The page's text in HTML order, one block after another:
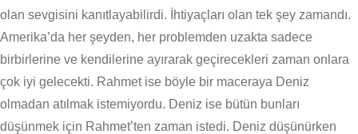
olan sevgisini kanıtlayabilirdi. İhtiyaçları olan tek şey zamandı.
Amerika’da her şeyden, her problemden uzakta sadece
birbirlerine ve kendilerine ayırarak geçirecekleri zaman onlara
çok iyi gelecekti. Rahmet ise böyle bir maceraya Deniz
olmadan atılmak istemiyordu. Deniz ise bütün bunları
düşünmek için Rahmet’ten zaman istedi. Deniz düşünürken